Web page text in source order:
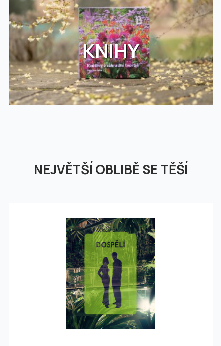
KNIHY
NEJVĚTŠÍ OBLIBĚ SE TĚŠÍ